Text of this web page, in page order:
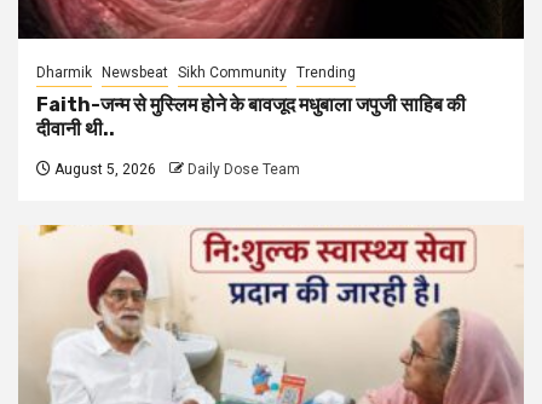
Dharmik Newsbeat Sikh Community Trending
Faith-जन्म से मुस्लिम होने के बावजूद मधुबाला जपुजी साहिब की
दीवानी थी..
August 5, 2026 Daily Dose Team